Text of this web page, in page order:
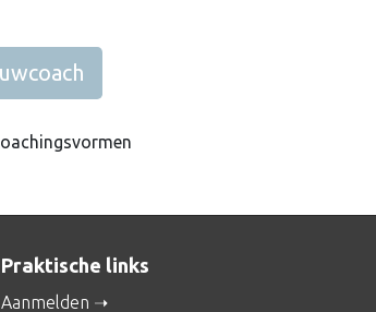
Praktische links
Aanmelden